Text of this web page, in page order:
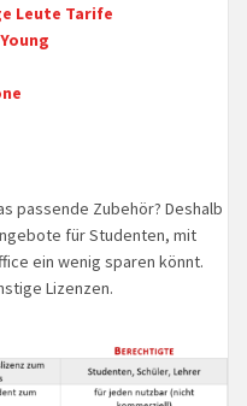
Leute Tarife
passende Zubehör? Deshalb
für Studenten, mit
ein wenig sparen könnt.
Lizenzen.